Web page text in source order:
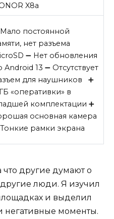
X8a
Мало постоянной
нет разъема
➖ Нет обновления
Android 13 ➖ Отсутствует
для наушников ➕
«оперативки» в
комплектации ➕
основная камера
Тонкие рамки экрана
что другие думают о
люди. Я изучил
и выделил
негативные моменты.